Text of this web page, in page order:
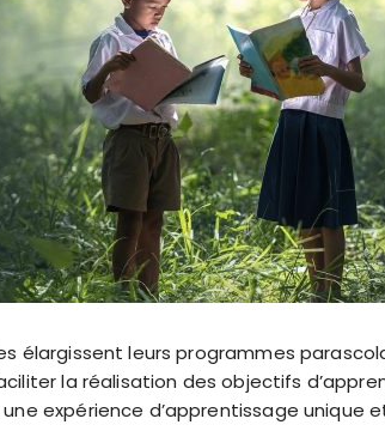
élargissent leurs programmes
la réalisation des objectifs
expérience d’apprentissage unique